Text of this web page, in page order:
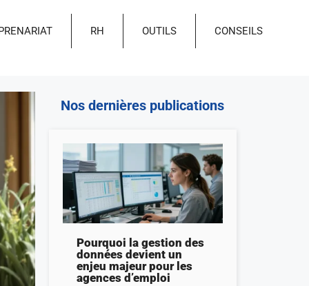
RH OUTILS CONSEILS
Nos dernières publications
Pourquoi la gestion des
données devient un
enjeu majeur pour les
agences d’emploi